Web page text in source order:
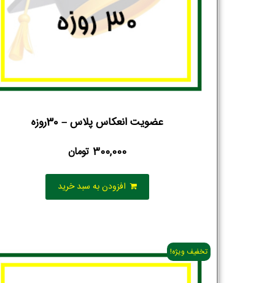
عضویت انعکاس پلاس – 30روزه
300,000 تومان
افزودن به سبد خرید
تخفیف ویژه!